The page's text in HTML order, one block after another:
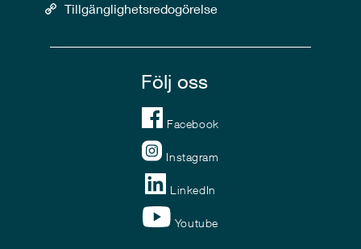
Tillgänglighetsredogörelse
Följ oss
Facebook
Instagram
LinkedIn
Youtube